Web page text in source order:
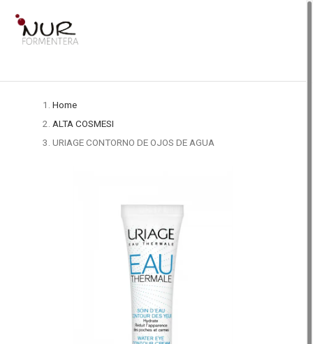
Home
ALTA COSMESI
URIAGE CONTORNO DE OJOS DE AGUA